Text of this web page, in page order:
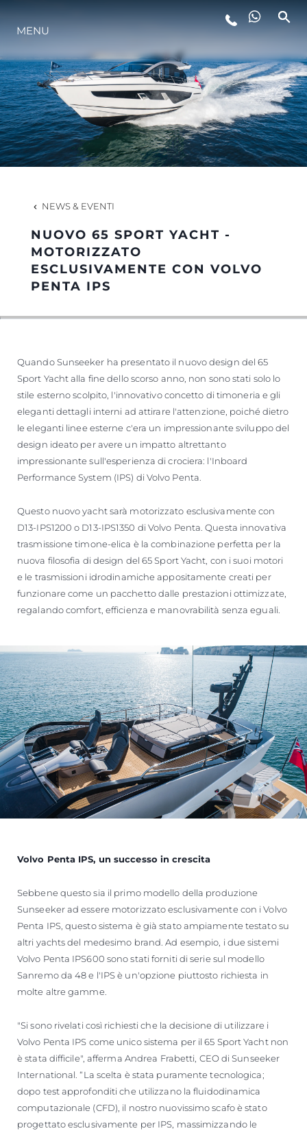
LIFESTYLE
INNOVAZIONE
L'AZIENDA
HERITAGE
MENU
NEWS & EVENTI
NUOVO 65 SPORT YACHT -
MOTORIZZATO
ESCLUSIVAMENTE CON VOLVO
PENTA IPS
Quando Sunseeker ha presentato il nuovo design del 65
Sport Yacht alla fine dello scorso anno, non sono stati solo lo
stile esterno scolpito, l'innovativo concetto di timoneria e gli
eleganti dettagli interni ad attirare l'attenzione, poiché dietro
le eleganti linee esterne c'era un impressionante sviluppo del
design ideato per avere un impatto altrettanto
impressionante sull'esperienza di crociera: l'Inboard
Performance System (IPS) di Volvo Penta.
Questo nuovo yacht sarà motorizzato esclusivamente con
D13-IPS1200 o D13-IPS1350 di Volvo Penta. Questa innovativa
trasmissione timone-elica è la combinazione perfetta per la
nuova filosofia di design del 65 Sport Yacht, con i suoi motori
e le trasmissioni idrodinamiche appositamente creati per
funzionare come un pacchetto dalle prestazioni ottimizzate,
regalando comfort, efficienza e manovrabilità senza eguali.
Volvo Penta IPS, un successo in crescita
Sebbene questo sia il primo modello della produzione
Sunseeker ad essere motorizzato esclusivamente con i Volvo
Penta IPS, questo sistema è già stato ampiamente testato su
altri yachts del medesimo brand. Ad esempio, i due sistemi
Volvo Penta IPS600 sono stati forniti di serie sul modello
Sanremo da 48 e l'IPS è un'opzione piuttosto richiesta in
molte altre gamme.
"Si sono rivelati così richiesti che la decisione di utilizzare i
Volvo Penta IPS come unico sistema per il 65 Sport Yacht non
è stata difficile", afferma Andrea Frabetti, CEO di Sunseeker
International. “La scelta è stata puramente tecnologica;
dopo test approfonditi che utilizzano la fluidodinamica
computazionale (CFD), il nostro nuovissimo scafo è stato
progettato esclusivamente per IPS, massimizzando le